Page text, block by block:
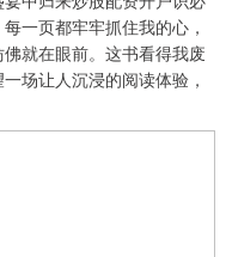
一页都牢牢抓住我的心，
就在眼前。这书看得我废
场让人沉浸的阅读体验，